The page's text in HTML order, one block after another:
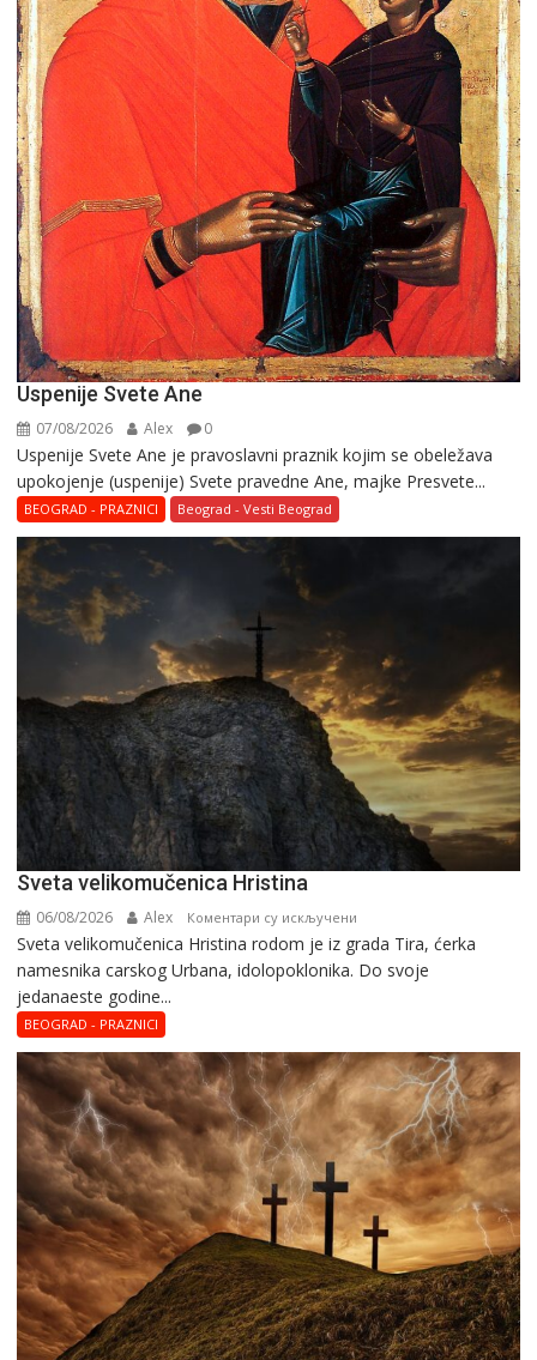
Uspenije Svete Ane
07/08/2026 Alex 0
Uspenije Svete Ane je pravoslavni praznik kojim se obeležava
upokojenje (uspenije) Svete pravedne Ane, majke Presvete...
BEOGRAD - PRAZNICI Beograd - Vesti Beograd
Svеta vеlikоmučеnica Hristina
06/08/2026 Alex Коментари су искључени
Svеta
vеlikоmučеnica
Svеta vеlikоmučеnica Hristina rodom je iz grada Tira, ćerka
namesnika carskog Urbana, idolopoklonika. Dо svоје
јеdanaеstе gоdinе...
BEOGRAD - PRAZNICI